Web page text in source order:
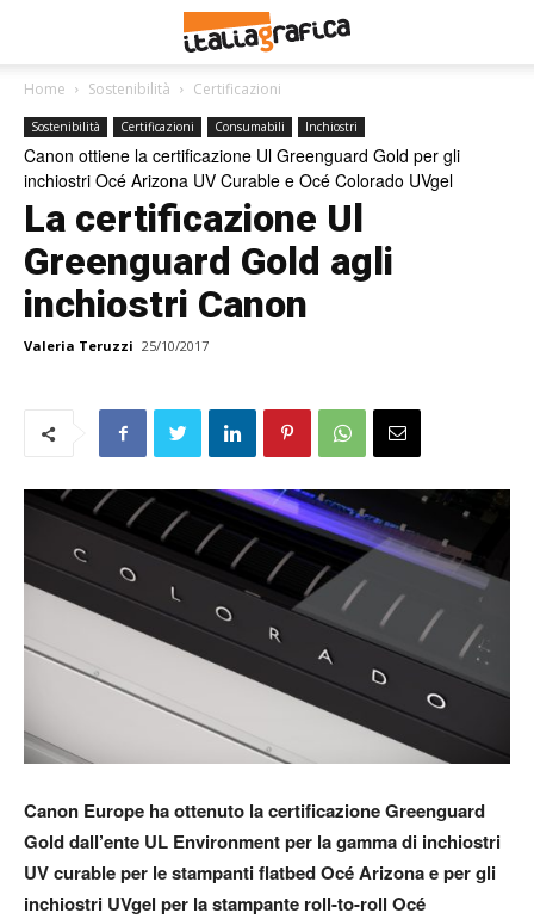
Home Sostenibilità Certificazioni
Sostenibilità Certificazioni Consumabili Inchiostri
Canon ottiene la certificazione Ul Greenguard Gold per gli
inchiostri Océ Arizona UV Curable e Océ Colorado UVgel
La certificazione Ul
Greenguard Gold agli
inchiostri Canon
Valeria Teruzzi 25/10/2017
Canon Europe ha ottenuto la certificazione Greenguard
Gold dall’ente UL Environment per la gamma di inchiostri
UV curable per le stampanti flatbed Océ Arizona e per gli
inchiostri UVgel per la stampante roll-to-roll Océ